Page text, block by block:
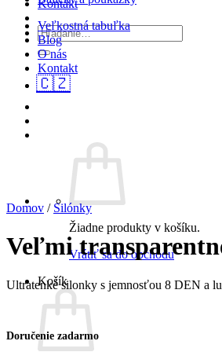
Kontakt
Hľadať:
🇨🇿
Žiadne produkty v košíku.
Vrátiť sa do obchodu
Košík
Veľkostná tabuľka
Blog
O nás
Kontakt
Domov / Silónky
Veľmi
Ultratenké silonky s jemnosťou 8 DEN a
Doručenie zadarmo